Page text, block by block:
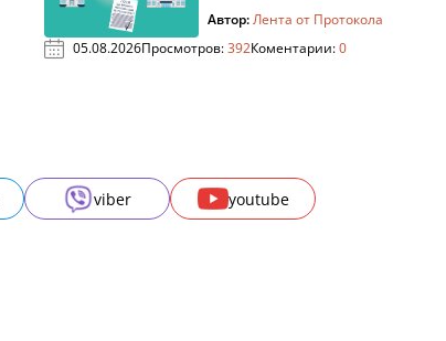
Автор:Лента от Протокола
05.08.2026Просмотров:392Коментарии:0
viber youtube